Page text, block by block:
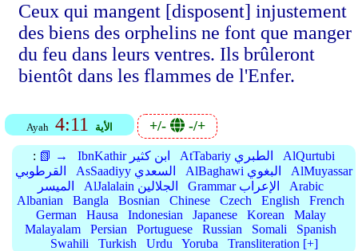
Ceux qui mangent [disposent] injustement
des biens des orphelins ne font que manger
du feu dans leurs ventres. Ils brûleront
bientôt dans les flammes de l'Enfer.
Ayah 4:11 الأية +/- -/+
: 📗 → IbnKathir ابن كثير AtTabariy الطبري
AlQurtubi
القرطوبي
AsSaadiyy السعدي AlBaghawi البغوي
AlMuyassar
الميسر
AlJalalain الجلالين Grammar الإعراب
Arabic
Albanian
Bangla Bosnian Chinese Czech English
French
German
Hausa Indonesian Japanese Korean
Malay
Malayalam
Persian Portuguese Russian Somali
Spanish
Swahili
Turkish Urdu Yoruba Transliteration [+]